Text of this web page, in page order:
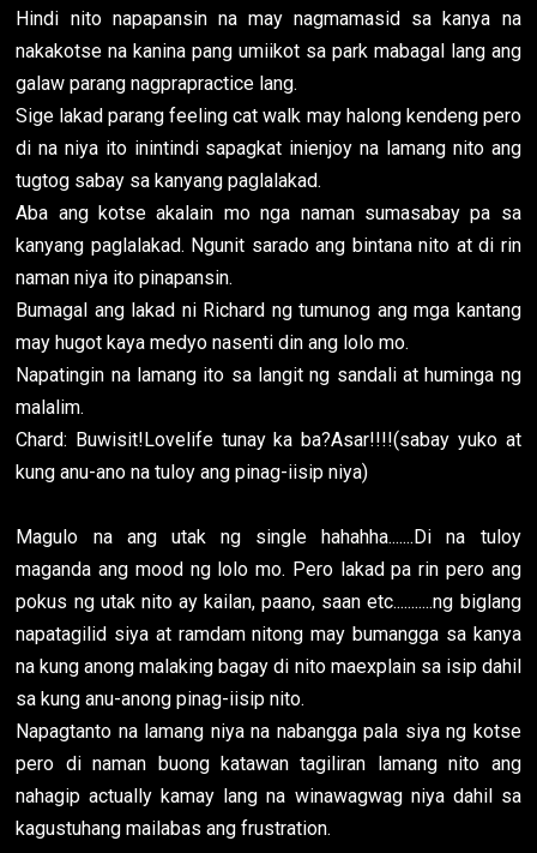
Hindi nito napapansin na may nagmamasid sa kanya na
nakakotse na kanina pang umiikot sa park mabagal lang ang
galaw parang nagprapractice lang.
Sige lakad parang feeling cat walk may halong kendeng pero
di na niya ito inintindi sapagkat inienjoy na lamang nito ang
tugtog sabay sa kanyang paglalakad.
Aba ang kotse akalain mo nga naman sumasabay pa sa
kanyang paglalakad. Ngunit sarado ang bintana nito at di rin
naman niya ito pinapansin.
Bumagal ang lakad ni Richard ng tumunog ang mga kantang
may hugot kaya medyo nasenti din ang lolo mo.
Napatingin na lamang ito sa langit ng sandali at huminga ng
malalim.
Chard: Buwisit!Lovelife tunay ka ba?Asar!!!!(sabay yuko at
kung anu-ano na tuloy ang pinag-iisip niya)
Magulo na ang utak ng single hahahha.......Di na tuloy
maganda ang mood ng lolo mo. Pero lakad pa rin pero ang
pokus ng utak nito ay kailan, paano, saan etc...........ng biglang
napatagilid siya at ramdam nitong may bumangga sa kanya
na kung anong malaking bagay di nito maexplain sa isip dahil
sa kung anu-anong pinag-iisip nito.
Napagtanto na lamang niya na nabangga pala siya ng kotse
pero di naman buong katawan tagiliran lamang nito ang
nahagip actually kamay lang na winawagwag niya dahil sa
kagustuhang mailabas ang frustration.